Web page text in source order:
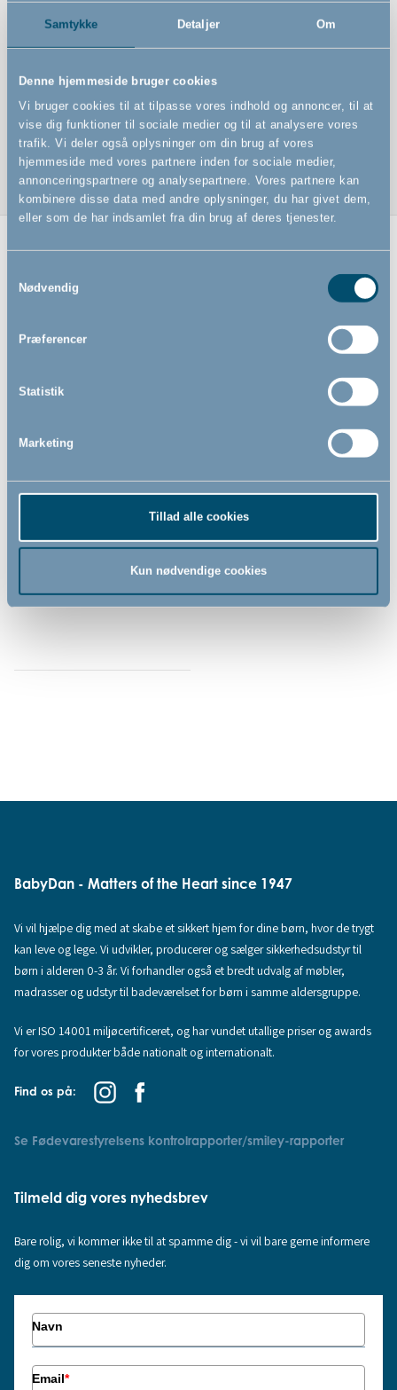
Samtykke Detaljer Om
Denne hjemmeside bruger cookies
Vi bruger cookies til at tilpasse vores indhold og annoncer, til at
vise dig funktioner til sociale medier og til at analysere vores
trafik. Vi deler også oplysninger om din brug af vores
hjemmeside med vores partnere inden for sociale medier,
annonceringspartnere og analysepartnere. Vores partnere kan
kombinere disse data med andre oplysninger, du har givet dem,
eller som de har indsamlet fra din brug af deres tjenester.
Nødvendig
Præferencer
Statistik
Marketing
Tillad alle cookies
Kun nødvendige cookies
Fås i mange farver
Vaskes ved 60 grader
Dusty Grey stræklagen til
juniorseng by BabyDan,
BabyDan - Matters of the Heart since 1947
Vi vil hjælpe dig med at skabe et sikkert hjem for dine børn, hvor de trygt
kan leve og lege. Vi udvikler, producerer og sælger sikkerhedsudstyr til
børn i alderen 0-3 år. Vi forhandler også et bredt udvalg af møbler,
madrasser og udstyr til badeværelset for børn i samme aldersgruppe.
Vi er ISO 14001 miljøcertificeret, og har vundet utallige priser og awards
for vores produkter både nationalt og internationalt.
Find os på:
Se Fødevarestyrelsens kontrolrapporter/smiley-rapporter
Tilmeld dig vores nyhedsbrev
Bare rolig, vi kommer ikke til at spamme dig - vi vil bare gerne informere
dig om vores seneste nyheder.
Navn
Email*